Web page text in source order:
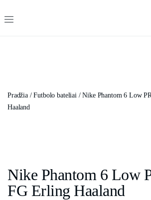
Pradžia/Futbolo bateliai/ Nike Phantom 6 Low
Haaland
Nike Phantom 6 Low
FG Erling Haaland